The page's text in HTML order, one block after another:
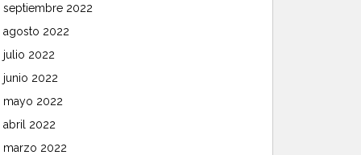
septiembre 2022
agosto 2022
julio 2022
junio 2022
mayo 2022
abril 2022
marzo 2022